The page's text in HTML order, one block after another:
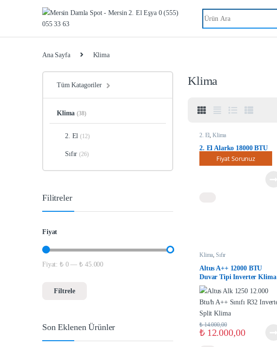
Search for:
Ana Sayfa Klima
Klima
2. El ,Klima
2. El Alarko 18000 BTU
İnverter Klima
Fiyat Sorunuz
Klima,Sıfır
Altus A++ 12000 BTU
Duvar Tipi Inverter Klima
₺12.000,00
₺14.000,00
Tüm Katagoriler
Klima(38)
2. El(12)
Sıfır(26)
Filitreler
Fiyat
Filtrele
Fiyat:₺ 0—₺ 45.000
Son Eklenen Ürünler